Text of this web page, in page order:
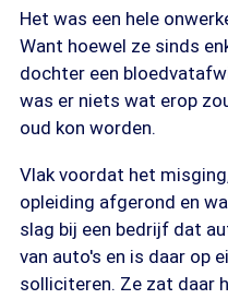
Het was een hele
Want hoewel ze sinds
dochter een
was er niets wat erop
oud kon worden.
Vlak voordat het
opleiding afgerond en
slag bij een bedrijf dat
van auto's en is daar op
solliciteren. Ze zat daar